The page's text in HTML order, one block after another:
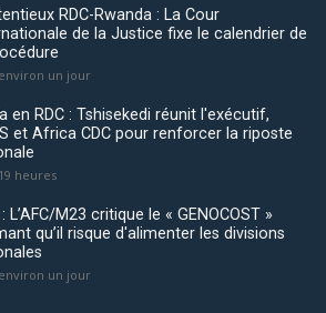
RDC-Rwanda : La Cour
de la Justice fixe le calendrier de
un jour
en RDC : Tshisekedi réunit l'exécutif,
et Africa CDC pour renforcer la riposte
heures
: L’AFC/M23 critique le « GENOCOST »
qu’il risque d'alimenter les divisions
un jour